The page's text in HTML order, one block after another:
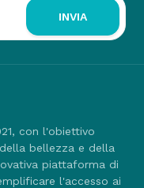
INVIA
con l'obiettivo
bellezza e della
piattaforma di
l'accesso ai